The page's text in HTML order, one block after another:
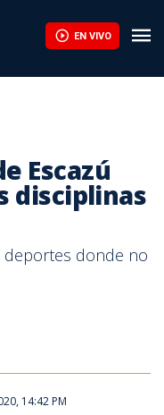
EN VIVO
Escazú
disciplinas
deportes donde no
14:42 PM